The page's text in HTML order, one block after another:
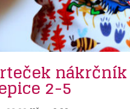
nákrčník
2-5